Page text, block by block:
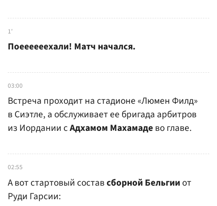
1'
Поеееееехали! Матч начался.
03:00
Встреча проходит на стадионе «Люмен Филд»
в Сиэтле, а обслуживает ее бригада арбитров
из Иордании сАдхамом Махамадево главе.
02:55
А вот стартовый составсборной Бельгии от
Руди Гарсии: